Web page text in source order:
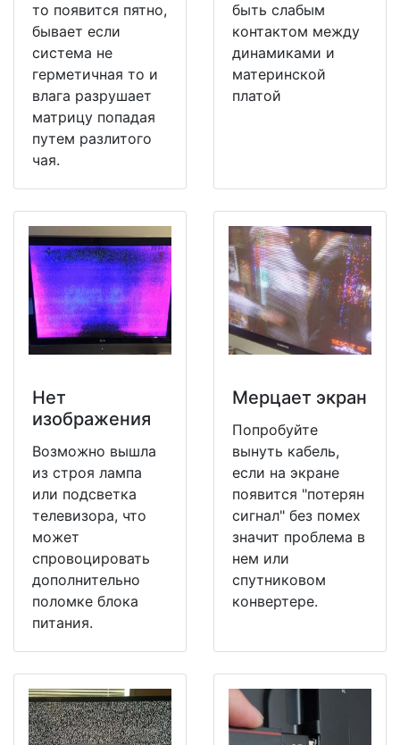
то появится пятно,
бывает если
система не
герметичная то и
влага разрушает
матрицу попадая
путем разлитого
чая.
быть слабым
контактом между
динамиками и
материнской
платой
Нет
изображения
Возможно вышла
из строя лампа
или подсветка
телевизора, что
может
спровоцировать
дополнительно
поломке блока
питания.
Мерцает экран
Попробуйте
вынуть кабель,
если на экране
появится "потерян
сигнал" без помех
значит проблема в
нем или
спутниковом
конвертере.